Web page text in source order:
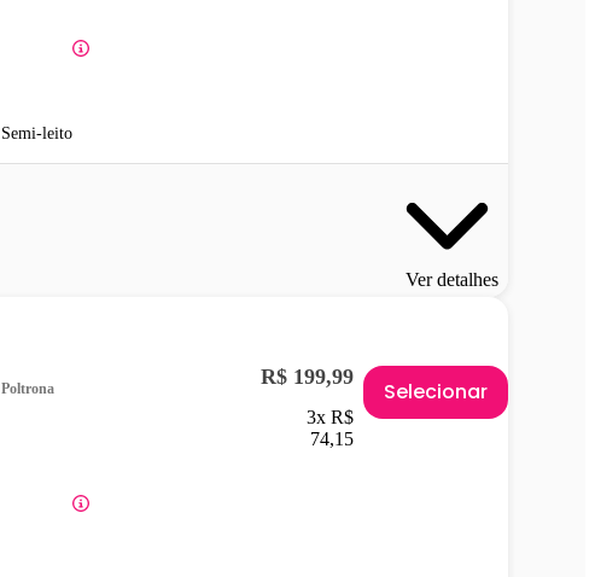
Semi-leito
Ver detalhes
Poltrona R$ 199,99
3x R$
74,15
Selecionar